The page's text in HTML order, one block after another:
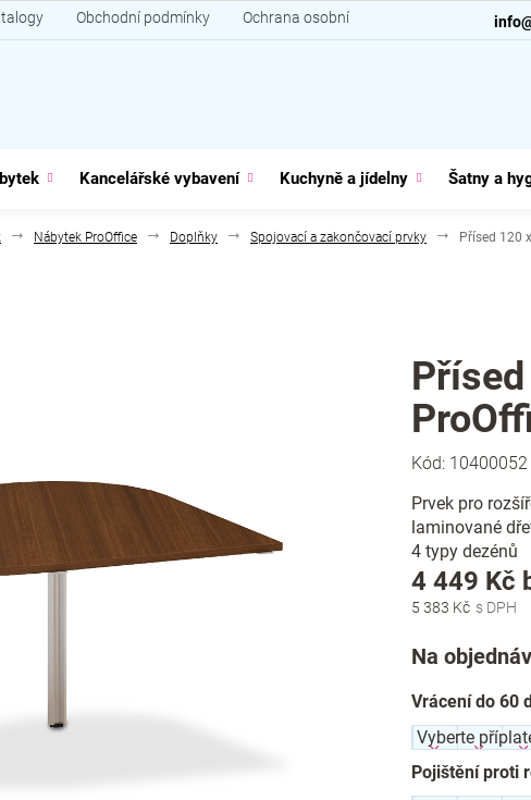
Obchodní podmínky Ochrana osobních údajů
Kancelářské vybavení Kuchyně a jídelny Šatny a
Nábytek ProOffice Doplňky Spojovací a zakončovací prvky Přísed 120
Kód: 10400052
Prvek pro
laminované
4 typy dezénů
5 383 Kč
4 449 Kč
Na
Vrácení do 60
Pojištění proti